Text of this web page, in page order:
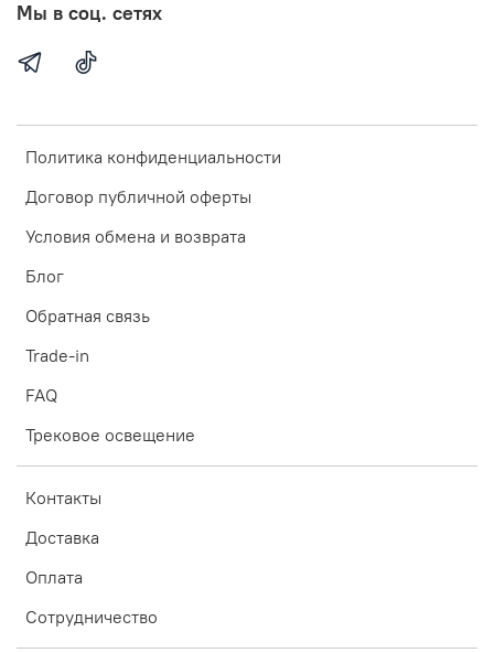
Политика конфиденциальности
Договор публичной оферты
Условия обмена и возврата
Блог
Обратная связь
Trade-in
FAQ
Трековое освещение
Контакты
Доставка
Оплата
Сотрудничество
Мы в соц. сетях